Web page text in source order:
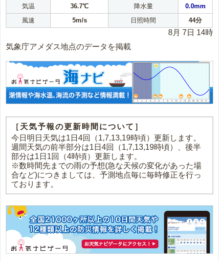
気温 36.7℃ 降水量
0.0mm
風速
5m/s 日照時間 44分
8月 7日 14時
気象庁アメダス地点のデータを掲載
［天気予報の更新時間について］
今日明日天気は1日4回（1,7,13,19時頃）更新します。
週間天気の前半部分は1日4回（1,7,13,19時頃）、後半
部分は1日1回（4時頃）更新します。
※数時間先までの雨の予想(急な天候の変化があった場
合など)につきましては、予測地点毎に毎時修正を行っ
ております。